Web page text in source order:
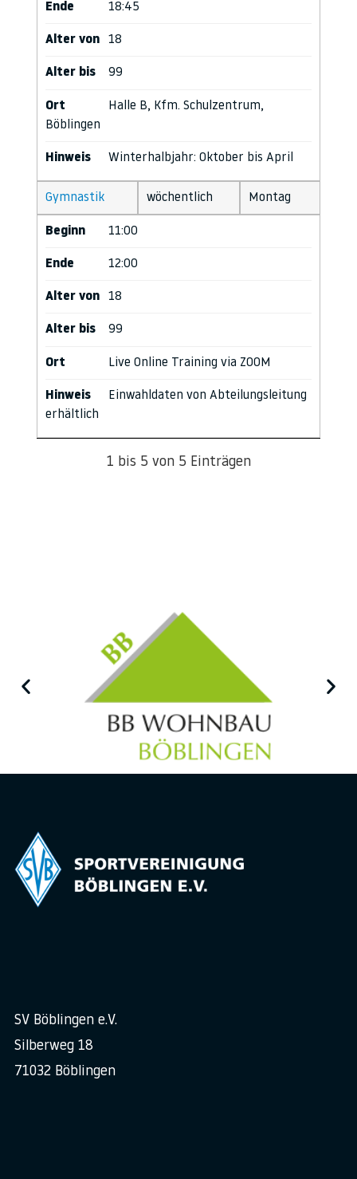
Ende 18:45
Alter von 18
Alter bis 99
Ort
Halle B, Kfm. Schulzentrum,
Böblingen
Hinweis Winterhalbjahr: Oktober bis April
Gymnastik wöchentlich Montag
Beginn 11:00
Ende 12:00
Alter von 18
Alter bis 99
Ort Live Online Training via ZOOM
Hinweis
Einwahldaten von Abteilungsleitung
erhältlich
1 bis 5 von 5 Einträgen
SV Böblingen e.V.
Silberweg 18
71032 Böblingen